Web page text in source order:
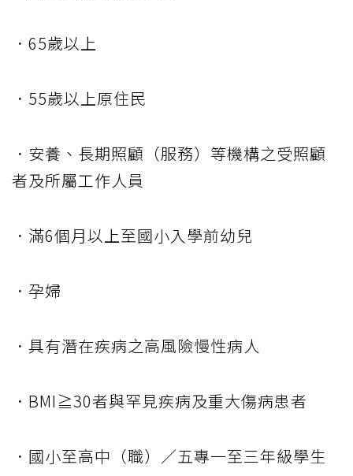
．65歲以上
．55歲以上原住民
．安養、長期照顧（服務）等機構之受照顧
者及所屬工作人員
．滿6個月以上至國小入學前幼兒
．孕婦
．具有潛在疾病之高風險慢性病人
．BMI≧30者與罕見疾病及重大傷病患者
．國小至高中（職）／五專一至三年級學生